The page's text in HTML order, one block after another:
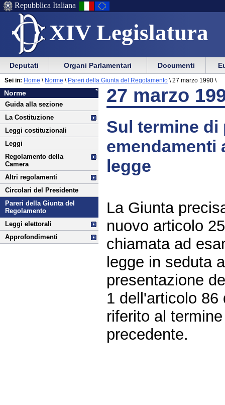
XIV Legislatura
Menu
di
ausilio
alla
navigazione
Vai
Menu
di
navigazione
principale
Repubblica Italiana
Menu
di
navigazione
principale
Vai
menu
di
sezione
Deputati Organi Parlamentari Documenti
Norme
Vai
al
contenuto
Norme
Guida alla sezione
La Costituzione
Leggi costituzionali
Leggi
Regolamento della
Camera
Altri regolamenti
Circolari del Presidente
Pareri della Giunta del
Regolamento
Leggi elettorali
Approfondimenti
Sei in: Home \ Norme \ Pareri della Giunta del Regolamento \ 27 marzo 1990 \
27 marzo
Sul termine di
emendamenti
legge
La Giunta
nuovo articolo
chiamata ad
legge in seduta
presentazione
1 dell'articolo 86
riferito al
precedente.